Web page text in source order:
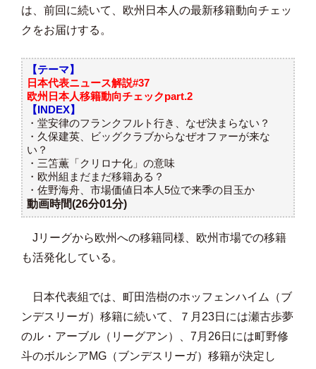
は、前回に続いて、欧州日本人の最新移籍動向チェッ
クをお届けする。
【テーマ】
日本代表ニュース解説#37
欧州日本人移籍動向チェックpart.2
【INDEX】
・堂安律のフランクフルト行き、なぜ決まらない？
・久保建英、ビッグクラブからなぜオファーが来な
い？
・三笘薫「クリロナ化」の意味
・欧州組まだまだ移籍ある？
・佐野海舟、市場価値日本人5位で来季の目玉か
動画時間(26分01分)
Jリーグから欧州への移籍同様、欧州市場での移籍
も活発化している。
日本代表組では、町田浩樹のホッフェンハイム（ブ
ンデスリーガ）移籍に続いて、７月23日には瀬古歩夢
のル・アーブル（リーグアン）、7月26日には町野修
斗のボルシアMG（ブンデスリーガ）移籍が決定し